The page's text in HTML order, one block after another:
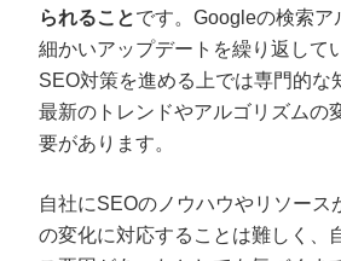
られることです。Googleの検索ア
細かいアップデートを繰り返して
SEO対策を進める上では専門的な
最新のトレンドやアルゴリズムの
要があります。
自社にSEOのノウハウやリソース
の変化に対応することは難しく、